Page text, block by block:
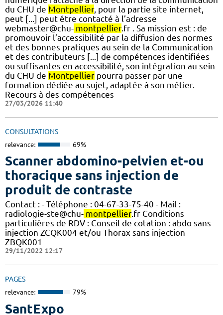
du CHU de Montpellier, pour la partie site internet,
peut [...] peut être contacté à l’adresse
webmaster@chu- montpellier.fr . Sa mission est : de
promouvoir l’accessibilité par la diffusion des normes
et des bonnes pratiques au sein de la Communication
et des contributeurs [...] de compétences identifiées
ou suffisantes en accessibilité, son intégration au sein
du CHU de Montpellier pourra passer par une
formation dédiée au sujet, adaptée à son métier.
Recours à des compétences
27/03/2026 11:40
CONSULTATIONS
relevance: 69%
Scanner abdomino-pelvien et-ou
thoracique sans injection de
produit de contraste
Contact : - Téléphone : 04-67-33-75-40 - Mail :
radiologie-ste@chu- montpellier.fr Conditions
particulières de RDV : Conseil de cotation : abdo sans
injection ZCQK004 et/ou Thorax sans injection
ZBQK001
29/11/2022 12:17
PAGES
relevance: 79%
SantExpo